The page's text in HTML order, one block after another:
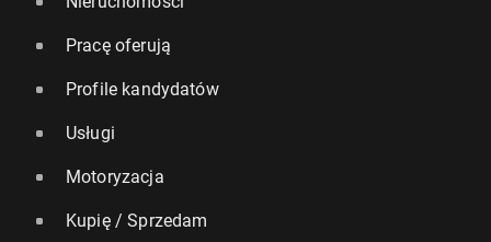
Pracę oferują
Profile kandydatów
Usługi
Motoryzacja
Kupię / Sprzedam